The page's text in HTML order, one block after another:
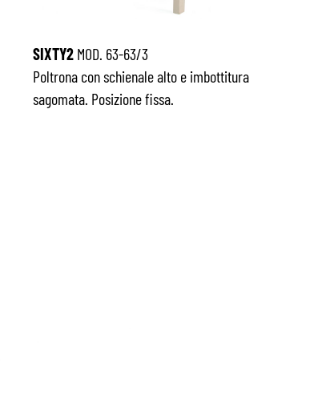
SIXTY2 MOD. 63-63/3
Poltrona con schienale alto e imbottitura
sagomata. Posizione fissa.